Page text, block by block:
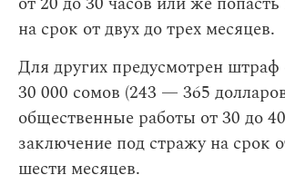
на срок от двух до трех месяцев.
Для других предусмотрен штраф
30 000 сомов (243 — 365
общественные работы от 30 до
заключение под стражу на срок
шести месяцев.